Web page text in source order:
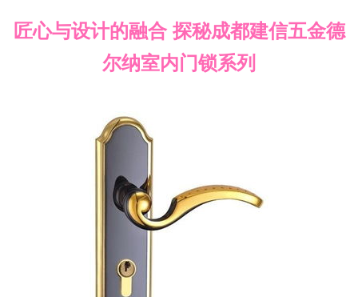
匠心与设计的融合 探秘成都建信五金德
尔纳室内门锁系列